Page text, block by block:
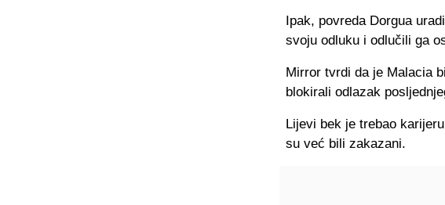
Ipak, povreda Dorgua
svoju odluku i odlučili ga
Mirror tvrdi da je Malacia
blokirali odlazak
Lijevi bek je trebao
su već bili zakazani.